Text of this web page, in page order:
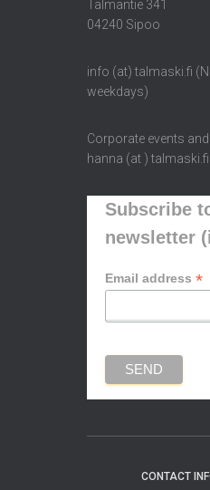
Talmantie 341
04240 Sipoo
info (at) talmaski.fi
weekdays)
Corporate events
hanna (at ) talmaski.fi
Subscribe
newsletter
Email address *
CONTACT